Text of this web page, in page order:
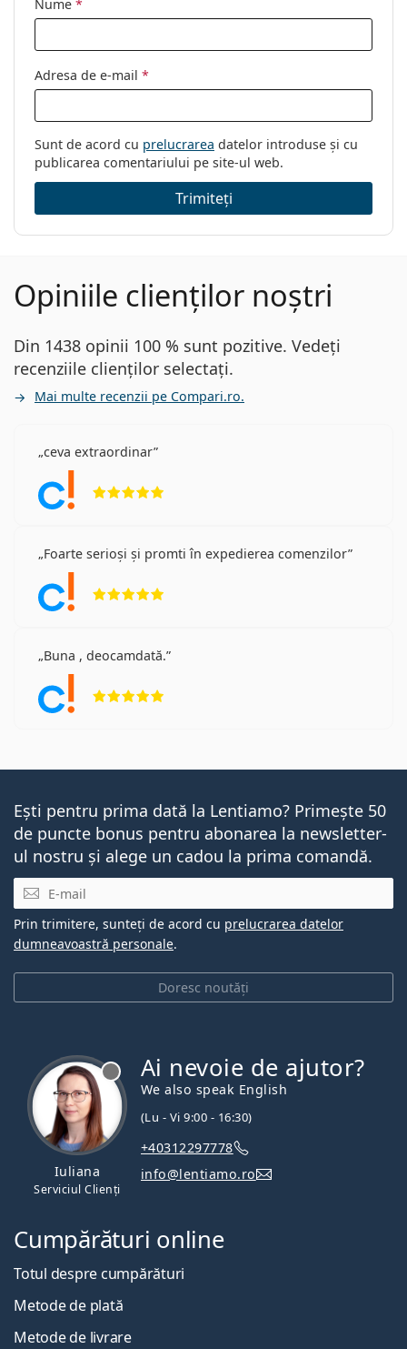
Nume *
Adresa de e-mail *
Sunt de acord cu prelucrarea datelor introduse și cu
publicarea comentariului pe site-ul web.
Trimiteți
Opiniile clienților noștri
Din 1438 opinii 100 % sunt pozitive. Vedeți
recenziile clienților selectați.
Mai multe recenzii pe Compari.ro.
ceva extraordinar
Foarte serioși și promti în expedierea comenzilor
Buna , deocamdată.
Ești pentru prima dată la Lentiamo? Primește 50
de puncte bonus pentru abonarea la newsletter-
ul nostru și alege un cadou la prima comandă.
E-mail
Doresc noutăți
Prin trimitere, sunteți de acord cu prelucrarea datelor
dumneavoastră personale.
Iuliana
Serviciul Clienți
Ai nevoie de ajutor?
We also speak English
(Lu - Vi 9:00 - 16:30)
+40312297778
info@lentiamo.ro
Cumpărături online
Totul despre cumpărături
Metode de plată
Metode de livrare